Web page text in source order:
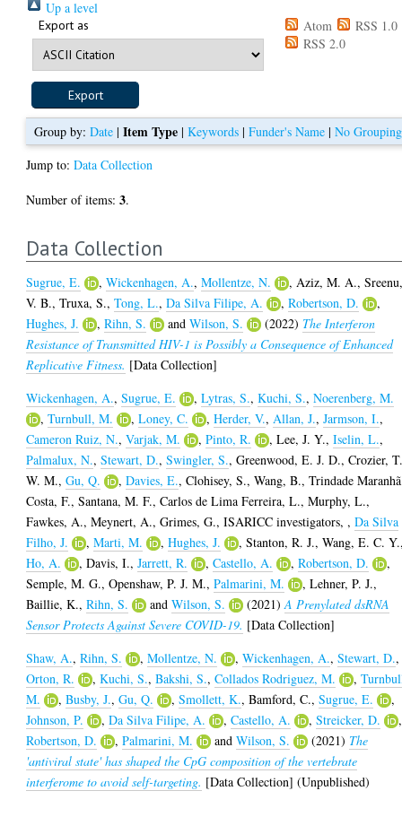
Up a level
Export as Atom
RSS 1.0
RSS 2.0
Group by:Date |Item Type |Keywords |Funder's Name |No Grouping
Jump to:Data Collection
Number of items:3.
Data Collection
Sugrue, E. ,Wickenhagen, A.,Mollentze, N. , Aziz, M. A.,
V. B.,Truxa, S.,Tong, L.,Da Silva Filipe, A. ,Robertson, D.
,
Hughes, J.
,Rihn, S. andWilson, S. (2022) The Interferon
Resistance of Transmitted HIV-1 is Possibly a Consequence of Enhanced
Replicative Fitness. [Data Collection]
Wickenhagen, A.,Sugrue, E. ,Lytras, S.,Kuchi, S.,Noerenberg, M.
,Turnbull, M. ,Loney, C. ,Herder, V., Allan, J.,Jarmson, I.,
Cameron Ruiz, N.,Varjak, M. ,Pinto, R. ,Lee, J. Y.,Iselin, L.,
Palmalux, N.,Stewart, D.,Swingler, S.,Greenwood, E. J. D.,Crozier,
W. M.,Gu, Q. ,Davies, E.,Clohisey, S.,Wang, B.,Trindade Maranhã
Costa, F.,Santana, M. F.,Carlos de Lima Ferreira, L.,Murphy, L.,
Fawkes, A.,Meynert, A.,Grimes, G.,ISARICC investigators, ,Da Silva
Filho, J.
,Marti, M. ,Hughes, J. ,Stanton, R. J.,Wang, E. C. Y.
Ho, A.
,Davis, I.,Jarrett, R. ,Castello, A. ,Robertson, D.
,
Semple, M. G.,Openshaw, P. J. M.,Palmarini, M. ,Lehner, P. J.,
Baillie, K.,Rihn, S. andWilson, S. (2021)A Prenylated dsRNA
Sensor Protects Against Severe COVID-19. [Data Collection]
Shaw, A.,Rihn, S. ,Mollentze, N. ,Wickenhagen, A.,Stewart, D.,
Orton, R.
,Kuchi, S.,Bakshi, S.,Collados Rodriguez, M. ,
M.
,Busby, J.,Gu, Q. ,Smollett, K.,Bamford, C.,Sugrue, E.
,
Johnson, P.
,Da Silva Filipe, A. ,Castello, A. ,Streicker, D.
,
Robertson, D.
,Palmarini, M. andWilson, S. (2021) The
'antiviral state' has shaped the CpG composition of the vertebrate
interferome to avoid self-targeting. [Data Collection] (Unpublished)